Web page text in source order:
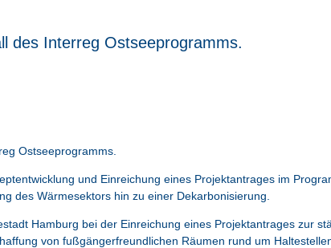
des Interreg Ostseeprogramms.
Ostseeprogramms.
und Einreichung eines Projektantrages im
des Wärmesektors hin zu einer Dekarbonisierung.
Hamburg bei der Einreichung eines Projektantrages zur
von fußgängerfreundlichen Räumen rund um